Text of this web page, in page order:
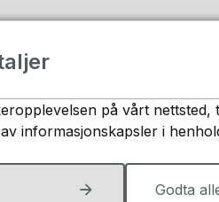
på vårt
informasjonskapsler i
Godta